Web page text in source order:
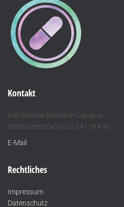
Kontakt
Kiel Science Outreach Campus
Olshausenstraße 62 I 24118 Kiel
E-Mail
Rechtliches
Impressum
Datenschutz